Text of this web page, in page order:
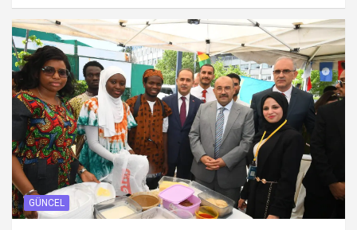
GÜNCEL